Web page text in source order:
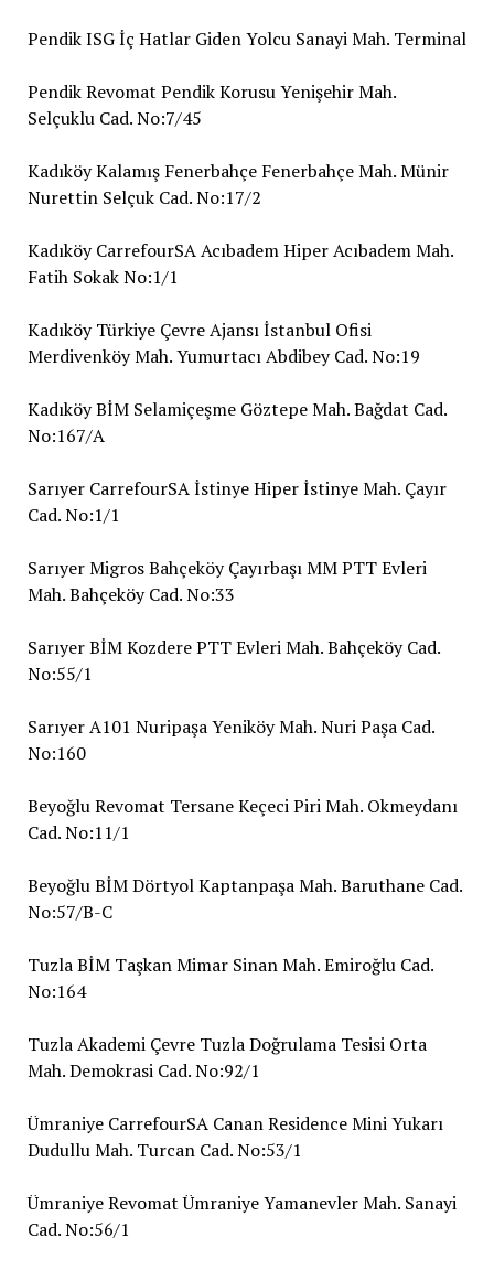
Pendik ISG İç Hatlar Giden Yolcu Sanayi Mah. Terminal
Pendik Revomat Pendik Korusu Yenişehir Mah.
Selçuklu Cad. No:7/45
Kadıköy Kalamış Fenerbahçe Fenerbahçe Mah. Münir
Nurettin Selçuk Cad. No:17/2
Kadıköy CarrefourSA Acıbadem Hiper Acıbadem Mah.
Fatih Sokak No:1/1
Kadıköy Türkiye Çevre Ajansı İstanbul Ofisi
Merdivenköy Mah. Yumurtacı Abdibey Cad. No:19
Kadıköy BİM Selamiçeşme Göztepe Mah. Bağdat Cad.
No:167/A
Sarıyer CarrefourSA İstinye Hiper İstinye Mah. Çayır
Cad. No:1/1
Sarıyer Migros Bahçeköy Çayırbaşı MM PTT Evleri
Mah. Bahçeköy Cad. No:33
Sarıyer BİM Kozdere PTT Evleri Mah. Bahçeköy Cad.
No:55/1
Sarıyer A101 Nuripaşa Yeniköy Mah. Nuri Paşa Cad.
No:160
Beyoğlu Revomat Tersane Keçeci Piri Mah. Okmeydanı
Cad. No:11/1
Beyoğlu BİM Dörtyol Kaptanpaşa Mah. Baruthane Cad.
No:57/B-C
Tuzla BİM Taşkan Mimar Sinan Mah. Emiroğlu Cad.
No:164
Tuzla Akademi Çevre Tuzla Doğrulama Tesisi Orta
Mah. Demokrasi Cad. No:92/1
Ümraniye CarrefourSA Canan Residence Mini Yukarı
Dudullu Mah. Turcan Cad. No:53/1
Ümraniye Revomat Ümraniye Yamanevler Mah. Sanayi
Cad. No:56/1